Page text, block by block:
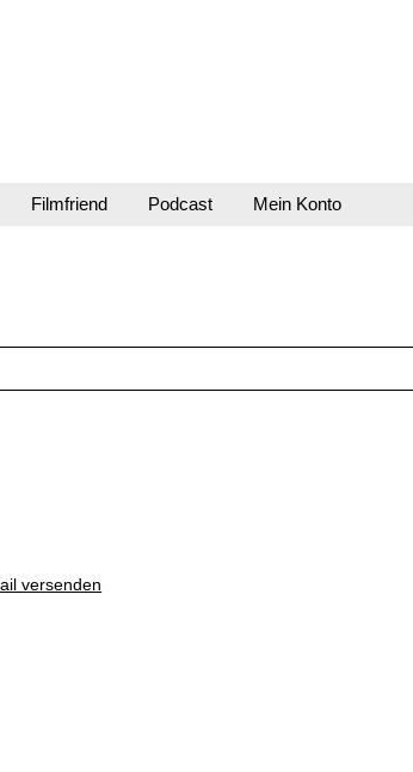
Filmfriend Podcast Mein Konto
versenden